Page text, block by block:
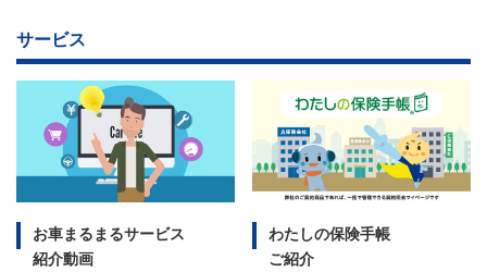
サービス
お車まるまるサービス
紹介動画
わたしの保険手帳
ご紹介